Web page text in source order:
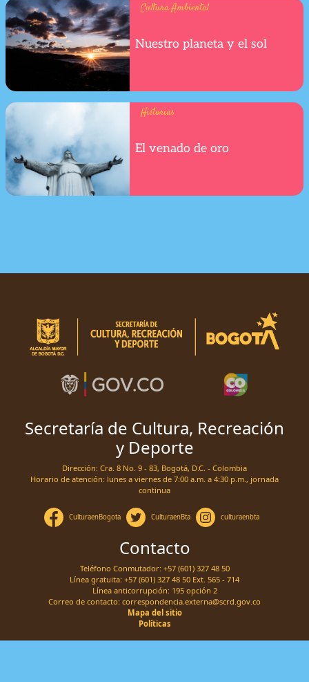
Cultura Ambiental
Nuestro planeta y el sol
Historias
El venado de oro
Secretaría de Cultura, Recreación
y Deporte
Dirección: Cra. 8 No. 9 - 83, Bogotá, D.C. - Colombia
Horario de atención: lunes a viernes de 7:00 a.m. a 4:30 p.m., jornada
continua
CulturaenBogota CulturaenBta culturaenbta
Contacto
Teléfono Conmutador: +57 (601) 327 48 50
Línea gratuita: +57 (601) 327 48 50 Ext. 565 - 714
Línea anticorrupción: 195 opción 2
Correo de contacto: correspondencia.externa@scrd.gov.co
Mapa del sitio
Políticas